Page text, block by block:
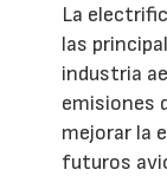
La
las
industria
emisiones
mejorar la
futuros